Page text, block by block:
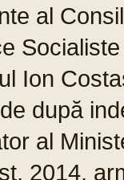
al
Ion
după
al
2014,